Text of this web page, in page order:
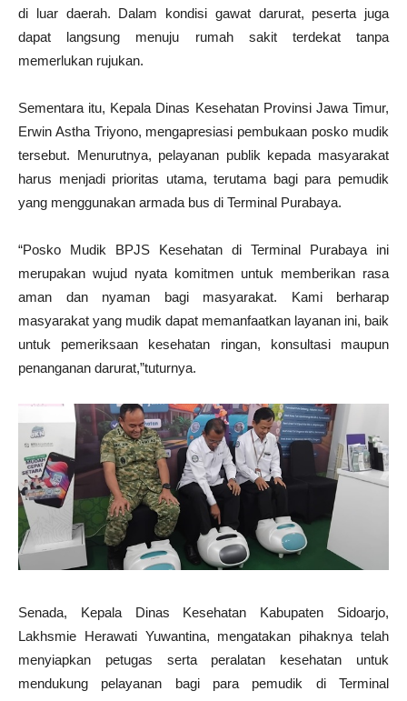
di luar daerah. Dalam kondisi gawat darurat, peserta juga
dapat langsung menuju rumah sakit terdekat tanpa
memerlukan rujukan.
Sementara itu, Kepala Dinas Kesehatan Provinsi Jawa Timur,
Erwin Astha Triyono, mengapresiasi pembukaan posko mudik
tersebut. Menurutnya, pelayanan publik kepada masyarakat
harus menjadi prioritas utama, terutama bagi para pemudik
yang menggunakan armada bus di Terminal Purabaya.
“Posko Mudik BPJS Kesehatan di Terminal Purabaya ini
merupakan wujud nyata komitmen untuk memberikan rasa
aman dan nyaman bagi masyarakat. Kami berharap
masyarakat yang mudik dapat memanfaatkan layanan ini, baik
untuk pemeriksaan kesehatan ringan, konsultasi maupun
penanganan darurat,”tuturnya.
Senada, Kepala Dinas Kesehatan Kabupaten Sidoarjo,
Lakhsmie Herawati Yuwantina, mengatakan pihaknya telah
menyiapkan petugas serta peralatan kesehatan untuk
mendukung pelayanan bagi para pemudik di Terminal